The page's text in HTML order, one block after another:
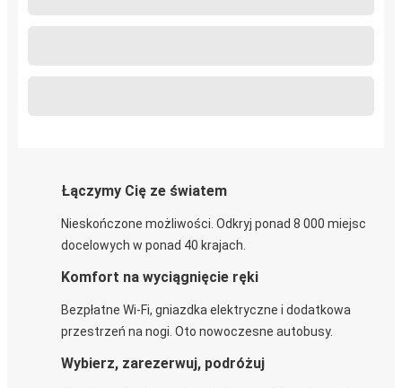
Łączymy Cię ze światem
Nieskończone możliwości. Odkryj ponad 8 000 miejsc
docelowych w ponad 40 krajach.
Komfort na wyciągnięcie ręki
Bezpłatne Wi-Fi, gniazdka elektryczne i dodatkowa
przestrzeń na nogi. Oto nowoczesne autobusy.
Wybierz, zarezerwuj, podróżuj